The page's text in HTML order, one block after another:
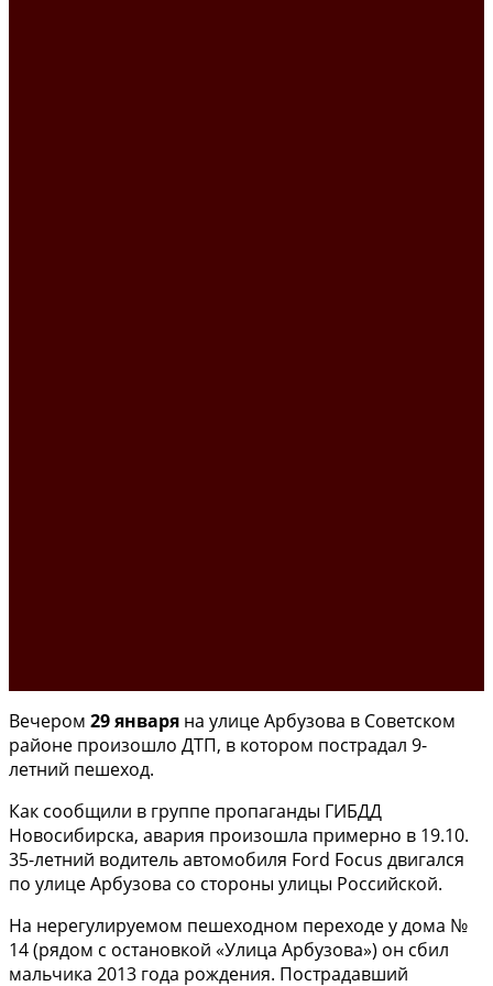
Вечером 29 января на улице Арбузова в Советском
районе произошло ДТП, в котором пострадал 9-
летний пешеход.
Как сообщили в группе пропаганды ГИБДД
Новосибирска, авария произошла примерно в 19.10.
35-летний водитель автомобиля Ford Focus двигался
по улице Арбузова со стороны улицы Российской.
На нерегулируемом пешеходном переходе у дома №
14 (рядом с остановкой «Улица Арбузова») он сбил
мальчика 2013 года рождения. Пострадавший